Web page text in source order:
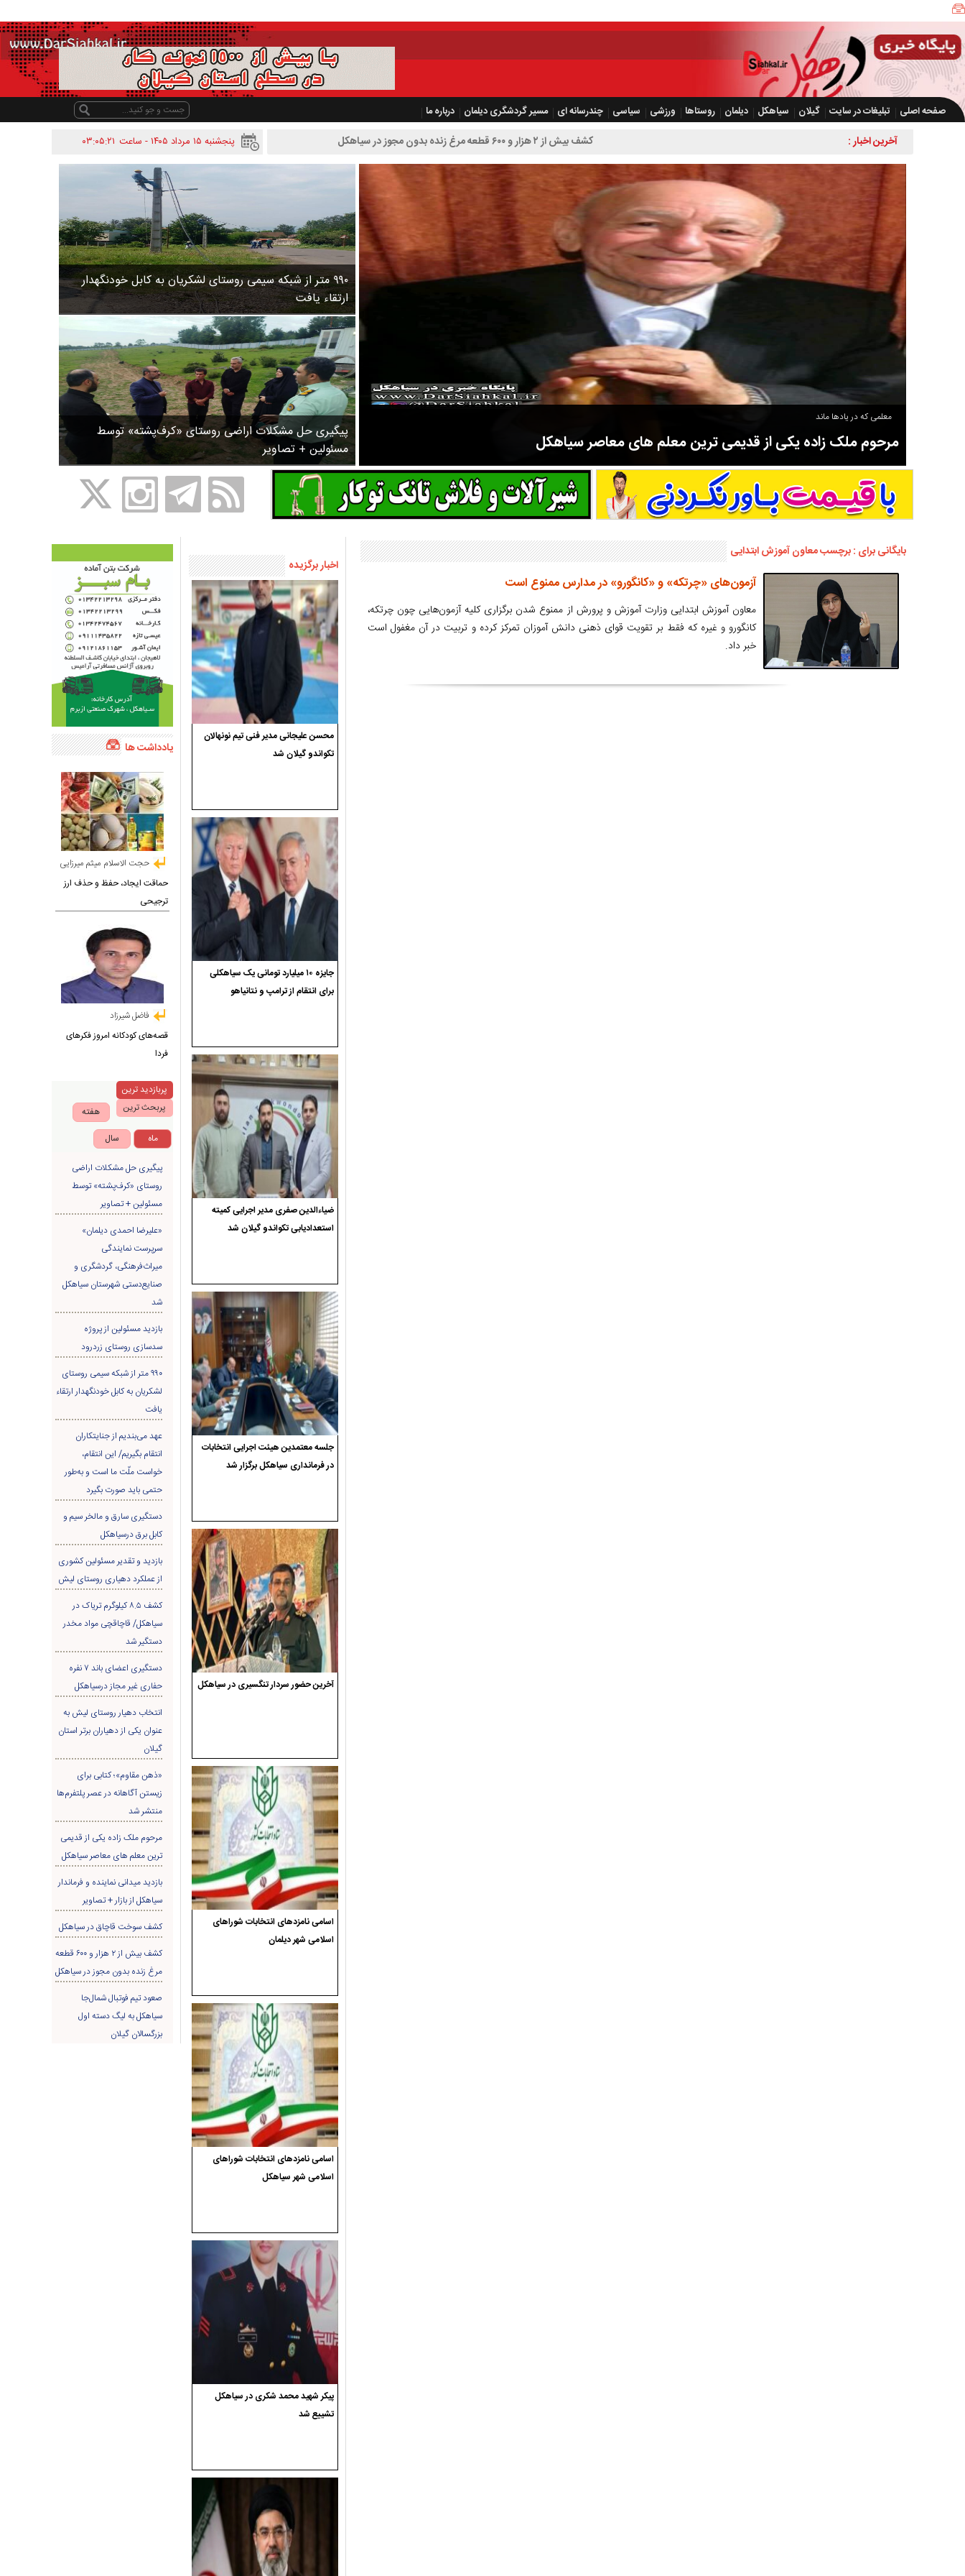
صفحه اصلی تبلیغات در سایت گیلان سیاهکل دیلمان روستاها ورزشی سیاسی چندرسانه ای مسیر گردشگری دیلمان
درباره ما
پنجشنبه ۱۵ مرداد ۱۴۰۵ - ساعت
۰۳:۰۵:۲۱ آخرین اخبار :
۹۹۰ متر از شبکه سیمی روستای لشکریان به کابل خودنگهدار
ارتقاء یافت
پیگیری حل مشکلات اراضی روستای «کرف‌پشته» توسط
مسئولین + تصاویر
معلمی که در یادها ماند
مرحوم ملک زاده یکی از قدیمی ترین معلم های معاصر سیاهکل
مرحوم ملک زاده از سال ۱۳۲۷ شروع به تدریس در مدارس سیاهکل کرد و در ۳۱ سال خدمت خود، علاوه بر تدریس در کلاس اول، معلم نهضت
سوادآموزی و عضو موسس مدرسه اورنگ سیاهکل نیز بود و در سال ۱۳۵۸ بازنشست شد.
بایگانی برای : برچسب معاون آموزش ابتدایی
آزمون‌های «چرتکه» و «کانگورو» در مدارس ممنوع است
معاون آموزش ابتدایی وزارت آموزش و پرورش از ممنوع شدن برگزاری کلیه آزمون‌هایی چون چرتکه،
کانگورو و غیره که فقط بر تقویت قوای ذهنی دانش آموزان تمرکز کرده و تربیت در آن مغفول است
خبر داد.
اخبار برگزیده
محسن علیجانی مدیر فنی تیم نونهالان
تکواندو گیلان شد
جایزه ۱۰ میلیارد تومانی یک سیاهکلی
برای انتقام از ترامپ و نتانیاهو
ضیاءالدین صفری مدیر اجرایی کمیته
استعدادیابی تکواندو گیلان شد
جلسه معتمدین هیئت اجرایی انتخابات
در فرمانداری سیاهکل برگزار شد
آخرین حضور سردار تنگسیری در سیاهکل
اسامی نامزدهای انتخابات شوراهای
اسلامی شهر دیلمان
اسامی نامزدهای انتخابات شوراهای
اسلامی شهر سیاهکل
پیکر شهید محمد شکری در سیاهکل
تشییع شد
یادداشت ها
حجت الاسلام میثم میرزایی
حماقت ایجاد، حفظ و حذف ارز
ترجیحی
فاضل شیرزاد
قصه‌های کودکانه امروز فکرهای
فردا
پربازدید ترین
پربحث ترین
هفته
ماه
سال
پیگیری حل مشکلات اراضی
روستای «کرف‌پشته» توسط
مسئولین + تصاویر
«علیرضا احمدی دیلمان»
سرپرست نمایندگی
میراث‌فرهنگی، گردشگری و
صنایع‌دستی شهرستان سیاهکل
شد
بازدید مسئولین از پروژه
سدسازی روستای زردرود
۹۹۰ متر از شبکه سیمی روستای
لشکریان به کابل خودنگهدار ارتقاء
یافت
عهد می‌بندیم از جنایتکاران
انتقام بگیریم/ این انتقام،
خواست ملّت ما است و به‌طور
حتمی باید صورت بگیرد
دستگیری سارق و مالخر سیم و
کابل برق درسیاهکل
بازدید و تقدیر مسئولین کشوری
از عملکرد دهیاری روستای لیش
کشف ۸.۵ کیلوگرم تریاک در
سیاهکل/ قاچاقچی مواد مخدر
دستگیر شد
دستگیری اعضای باند ۷ نفره
حفاری غير مجاز درسیاهکل
انتخاب دهیار روستای لیش به
عنوان یکی از دهیاران برتر استان
گیلان
«ذهن مقاوم»؛ کتابی برای
زیستن آگاهانه در عصر پلتفرم‌ها
منتشر شد
مرحوم ملک زاده یکی از قدیمی
ترین معلم های معاصر سیاهکل
بازدید میدانی نماینده و فرماندار
سیاهکل از بازار + تصاویر
کشف سوخت قاچاق در سياهکل
کشف بیش از ۲ هزار و ۶۰۰ قطعه
مرغ زنده بدون مجوز در سیاهکل
صعود تیم فوتبال شمال‌جا‌
سیاهکل به لیگ دسته اول
بزرگسالان گیلان